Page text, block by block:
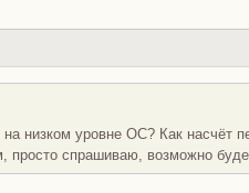
низком уровне ОС? Как насчёт
спрашиваю, возможно